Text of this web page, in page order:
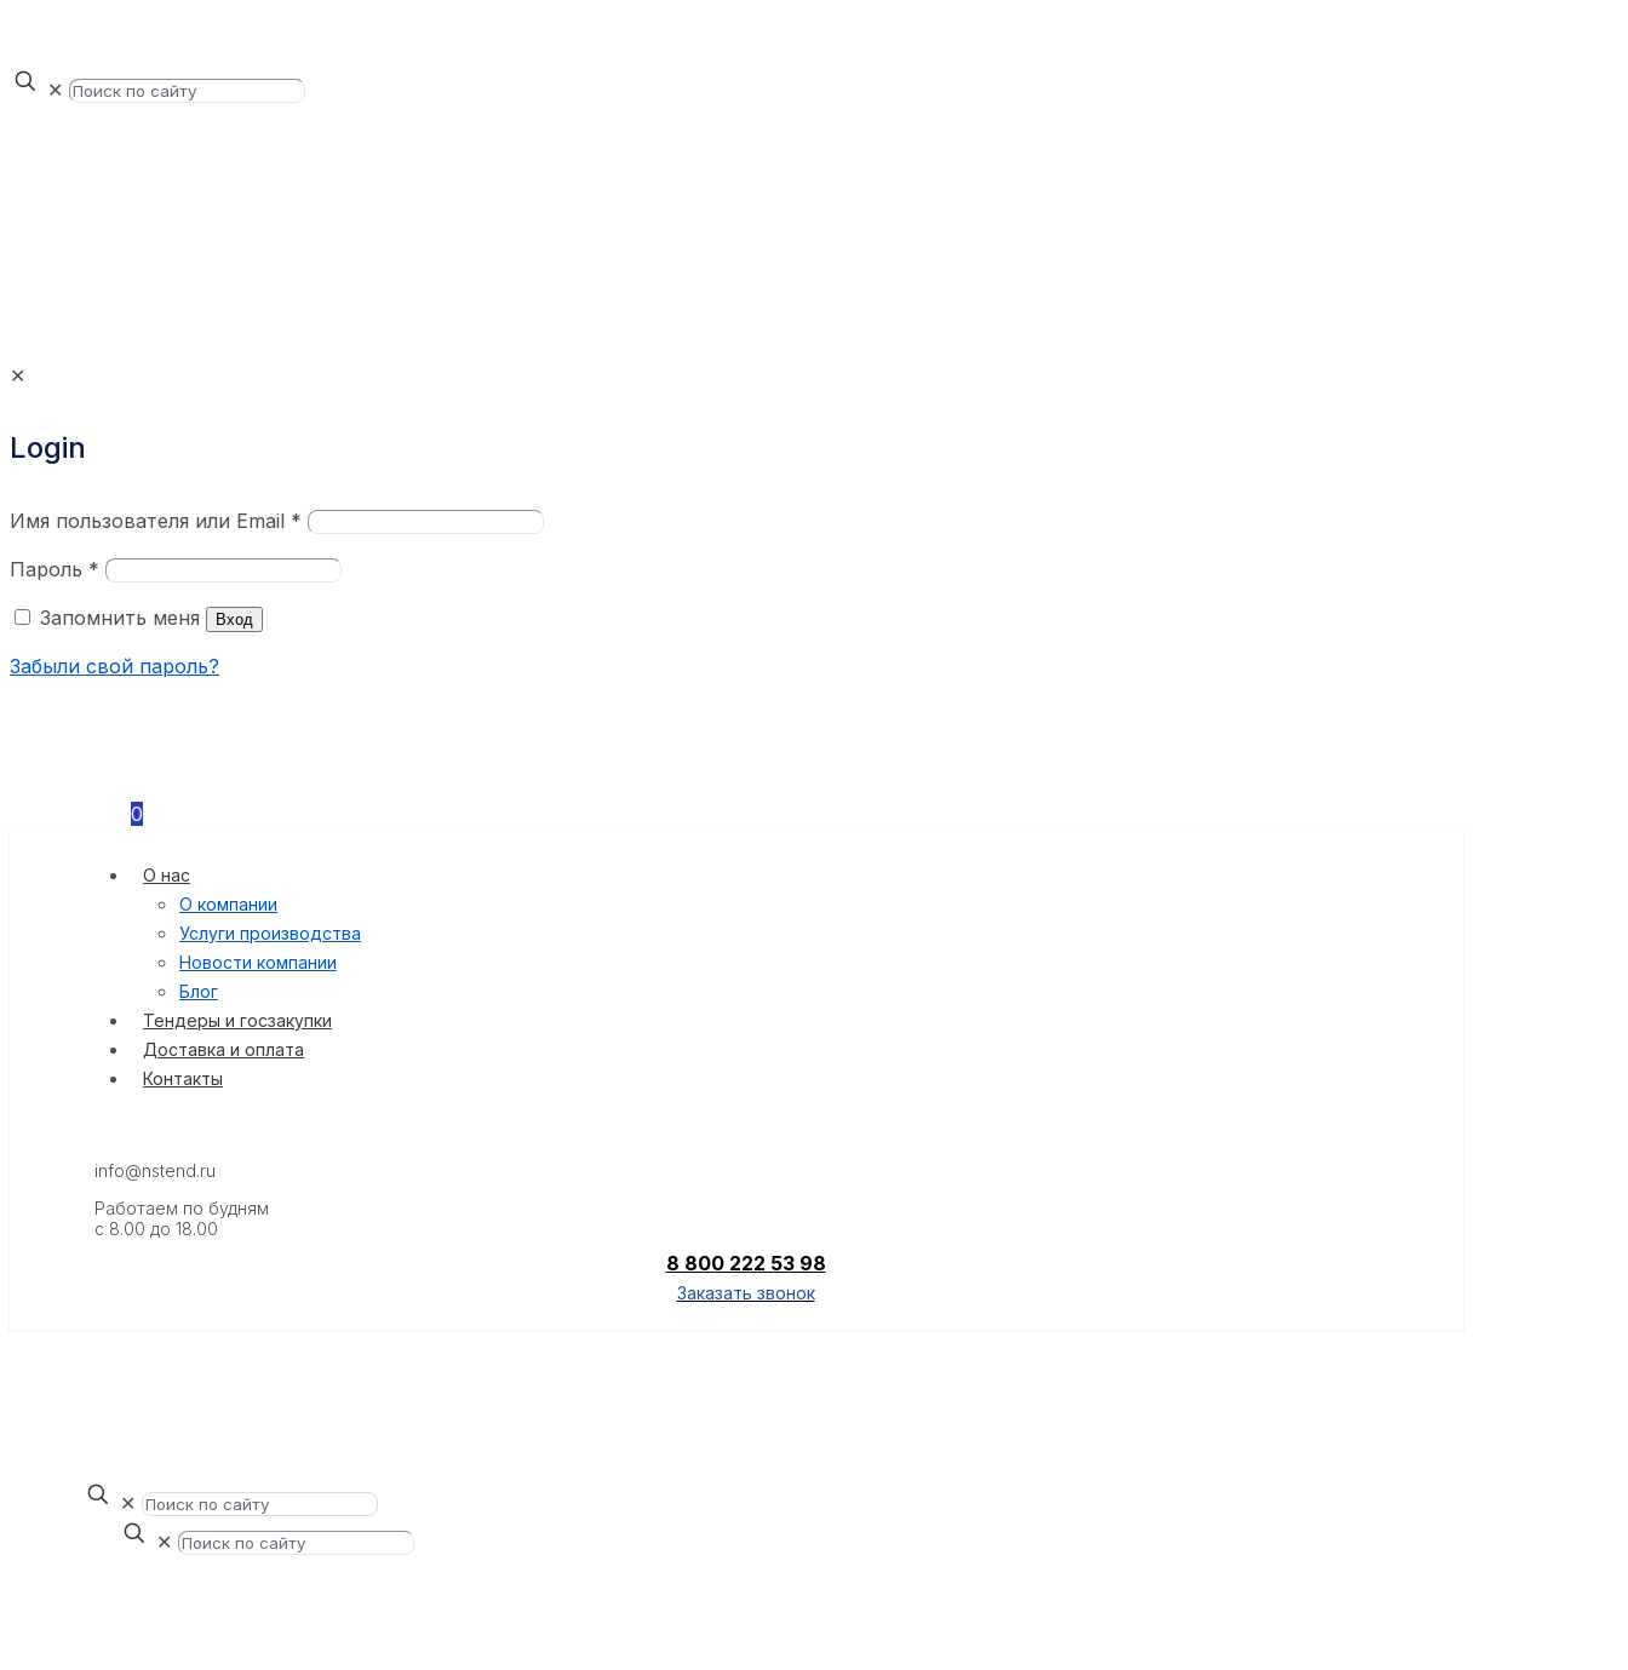
✕
✕
Login
Имя пользователя или Email *
Пароль *
Запомнить меня
Вход
Забыли свой пароль?
0
О нас
О компании
Услуги производства
Новости компании
Блог
Тендеры и госзакупки
Доставка и оплата
Контакты
info@nstend.ru
Работаем по будням
с 8.00 до 18.00
8 800 222 53 98
Заказать звонок
✕
✕